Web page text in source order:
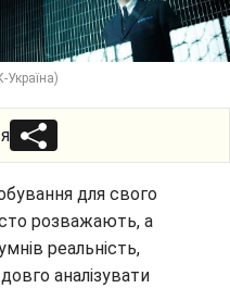
Україна)
для свого
розважають, а
реальність,
аналізувати